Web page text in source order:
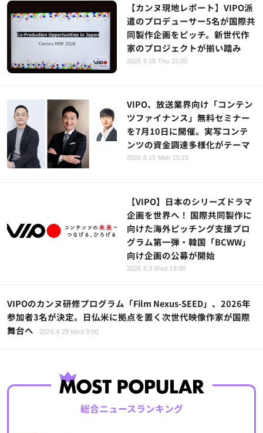
【カンヌ現地レポート】VIPO派
遣のプロデューサー5名が国際共
同製作企画をピッチ。新世代作
家のプロジェクトが揃い踏み
2026.6.18 Thu 15:00
VIPO、放送業界向け「コンテン
ツファイナンス」無料セミナー
を7月10日に開催。実写コンテ
ンツの資金調達多様化がテーマ
2026.6.15 Mon 15:23
【VIPO】日本のシリーズドラマ
企画を世界へ！ 国際共同製作に
向けた海外ピッチング支援プロ
グラム第一弾・韓国「BCWW」
向け企画の公募が開始
2026.6.3 Wed 18:00
VIPOのカンヌ研修プログラム「Film Nexus-SEED」、2026年
参加者3名が決定。日仏米に拠点を置く次世代映像作家が国際
舞台へ
2026.4.29 Wed 9:00
総合ニュースランキング